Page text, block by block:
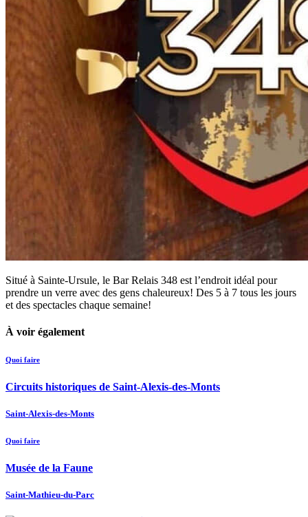
Situé à Sainte-Ursule, le Bar Relais 348 est l’endroit idéal pour
prendre un verre avec des gens chaleureux! Des 5 à 7 tous les jours
et des spectacles chaque semaine!
À voir également
Quoi faire
Circuits historiques de Saint-Alexis-des-Monts
Saint-Alexis-des-Monts
Quoi faire
Musée de la Faune
Saint-Mathieu-du-Parc